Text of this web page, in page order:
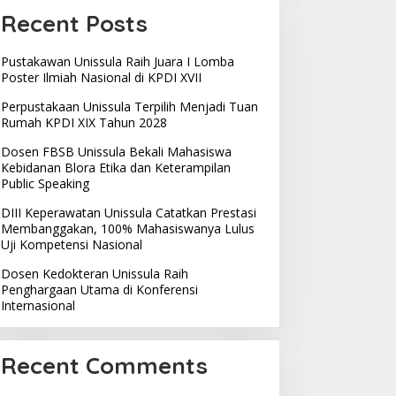
Recent Posts
Pustakawan Unissula Raih Juara I Lomba
Poster Ilmiah Nasional di KPDI XVII
Perpustakaan Unissula Terpilih Menjadi Tuan
Rumah KPDI XIX Tahun 2028
Dosen FBSB Unissula Bekali Mahasiswa
Kebidanan Blora Etika dan Keterampilan
Public Speaking
DIII Keperawatan Unissula Catatkan Prestasi
Membanggakan, 100% Mahasiswanya Lulus
Uji Kompetensi Nasional
Dosen Kedokteran Unissula Raih
Penghargaan Utama di Konferensi
Internasional
Recent Comments